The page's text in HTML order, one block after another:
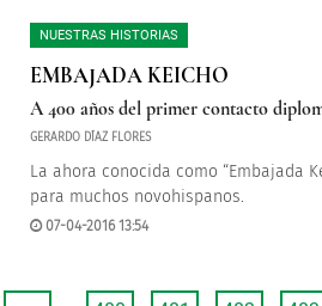
NUESTRAS HISTORIAS
EMBAJADA KEICHO
A 400 años del primer contacto
GERARDO DÍAZ FLORES
La ahora conocida como “Embajada
para muchos novohispanos.
07-04-2016 13:54